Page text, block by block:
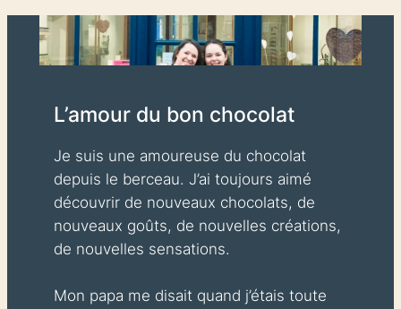
L’amour du bon chocolat
Je suis une amoureuse du chocolat
depuis le berceau. J’ai toujours aimé
découvrir de nouveaux chocolats, de
nouveaux goûts, de nouvelles créations,
de nouvelles sensations.
Mon papa me disait quand j’étais toute